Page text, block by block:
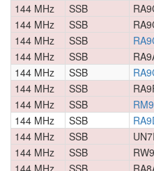
144 MHz
SSB
144 MHz
SSB
144 MHz
SSB
144 MHz
SSB
144 MHz
SSB
144 MHz
SSB
144 MHz
SSB
144 MHz
SSB
144 MHz
SSB
144 MHz
SSB
144 MHz
SSB